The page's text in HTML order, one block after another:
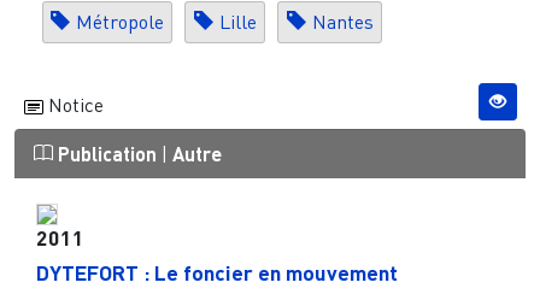
Métropole Lille Nantes
Notice
Publication | Autre
2011
DYTEFORT : Le foncier en mouvement